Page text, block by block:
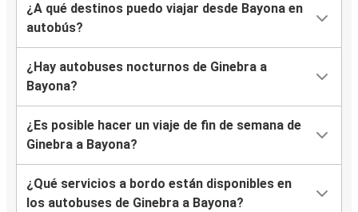
¿A qué destinos puedo viajar desde Bayona en
autobús?
¿Hay autobuses nocturnos de Ginebra a
Bayona?
¿Es posible hacer un viaje de fin de semana de
Ginebra a Bayona?
¿Qué servicios a bordo están disponibles en
los autobuses de Ginebra a Bayona?